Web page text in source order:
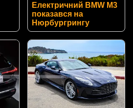
Електричний BMW M3
показався на
Нюрбургрингу